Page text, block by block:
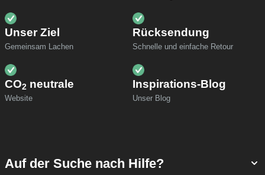
Unser Ziel
Gemeinsam Lachen
Rücksendung
Schnelle und einfache Retour
CO2 neutrale
Website
Inspirations-Blog
Unser Blog
Auf der Suche nach Hilfe?